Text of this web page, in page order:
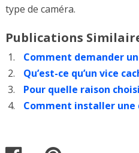
type de caméra.
Publications
Comment demander
Qu’est-ce qu’un vice
Pour quelle raison
Comment installer une